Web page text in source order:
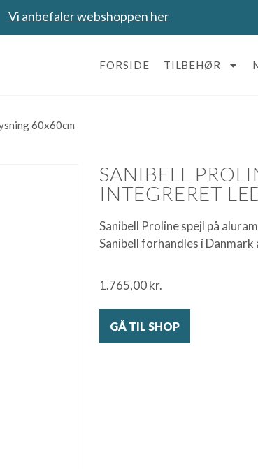
Vi anbefaler webshoppen her
FORSIDE TILBEHØR
60x60cm
SANIBELL
INTEGRERET
Sanibell Proline spejl på
Sanibell forhandles i Danmark
1.765,00kr.
GÅ TIL SHOP